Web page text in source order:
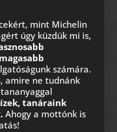
mint Michelin
úgy küzdük mi is,
számára.
amire ne tudnánk
tanáraink
Ahogy a mottónk is